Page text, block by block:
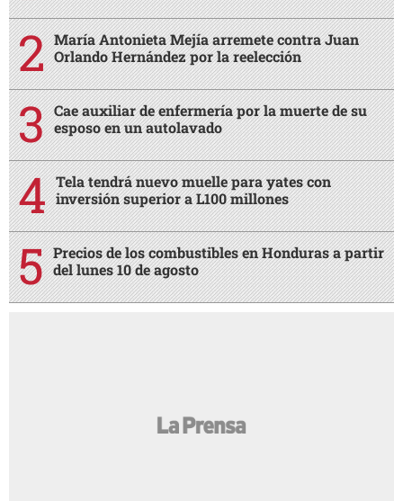
María Antonieta Mejía arremete contra Juan
Orlando Hernández por la reelección
Cae auxiliar de enfermería por la muerte de su
esposo en un autolavado
Tela tendrá nuevo muelle para yates con
inversión superior a L100 millones
Precios de los combustibles en Honduras a partir
del lunes 10 de agosto